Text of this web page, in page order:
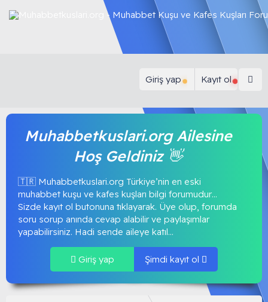
Giriş yap Kayıt ol
Muhabbetkuslari.org Ailesine
Hoş Geldiniz 👋
🇹🇷 Muhabbetkuslari.org Türkiye’nin en eski
muhabbet kuşu ve kafes kuşları bilgi forumudur…
Sizde kayıt ol butonuna tıklayarak. Üye olup, forumda
soru sorup anında cevap alabilir ve paylaşımlar
yapabilirsiniz. Hadi sende aileye katıl...
Giriş yap Şimdi kayıt ol